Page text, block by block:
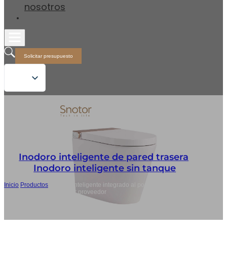
nosotros
Solicitar presupuesto
Inodoro inteligente de pared trasera
Inodoro inteligente sin tanque
Inicio Productos
Inodoro inteligente integrado al por mayor, inodoro
inteligente moderno mejor proveedor